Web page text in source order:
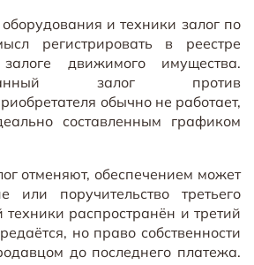
и техники залог по
регистрировать в реестре
движимого имущества.
залог против
обычно не работает,
составленным графиком
отменяют, обеспечением может
или поручительство третьего
распространён и третий
но право собственности
до последнего платежа.